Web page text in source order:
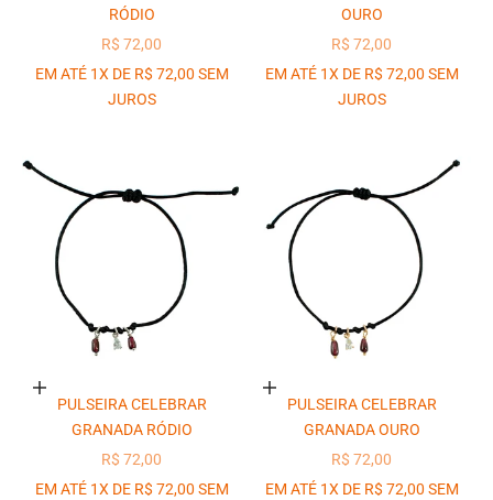
RÓDIO
PREÇO PROMOCIONAL
R$ 72,00
EM ATÉ 1X DE R$ 72,00 SEM
JUROS
OURO
PREÇO PROMOCIONAL
R$ 72,00
EM ATÉ 1X DE R$ 72,00 SEM
JUROS
Adicionar ao carrinho
PULSEIRA CELEBRAR
GRANADA RÓDIO
PREÇO PROMOCIONAL
R$ 72,00
EM ATÉ 1X DE R$ 72,00 SEM
Adicionar ao carrinho
PULSEIRA CELEBRAR
GRANADA OURO
PREÇO PROMOCIONAL
R$ 72,00
EM ATÉ 1X DE R$ 72,00 SEM